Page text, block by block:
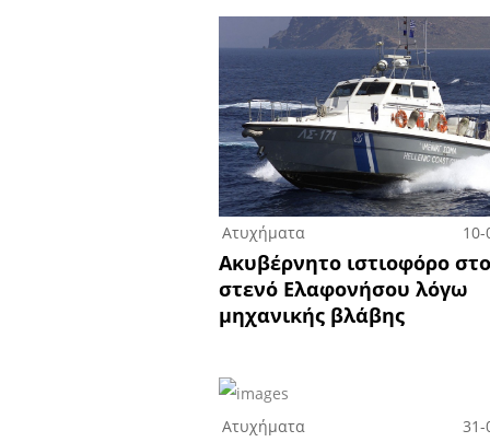
Ατυχήματα
Ακυβέρνητο ιστιοφόρο στο
στενό Ελαφονήσου λόγω
μηχανικής βλάβης
Ατυχήματα 31-